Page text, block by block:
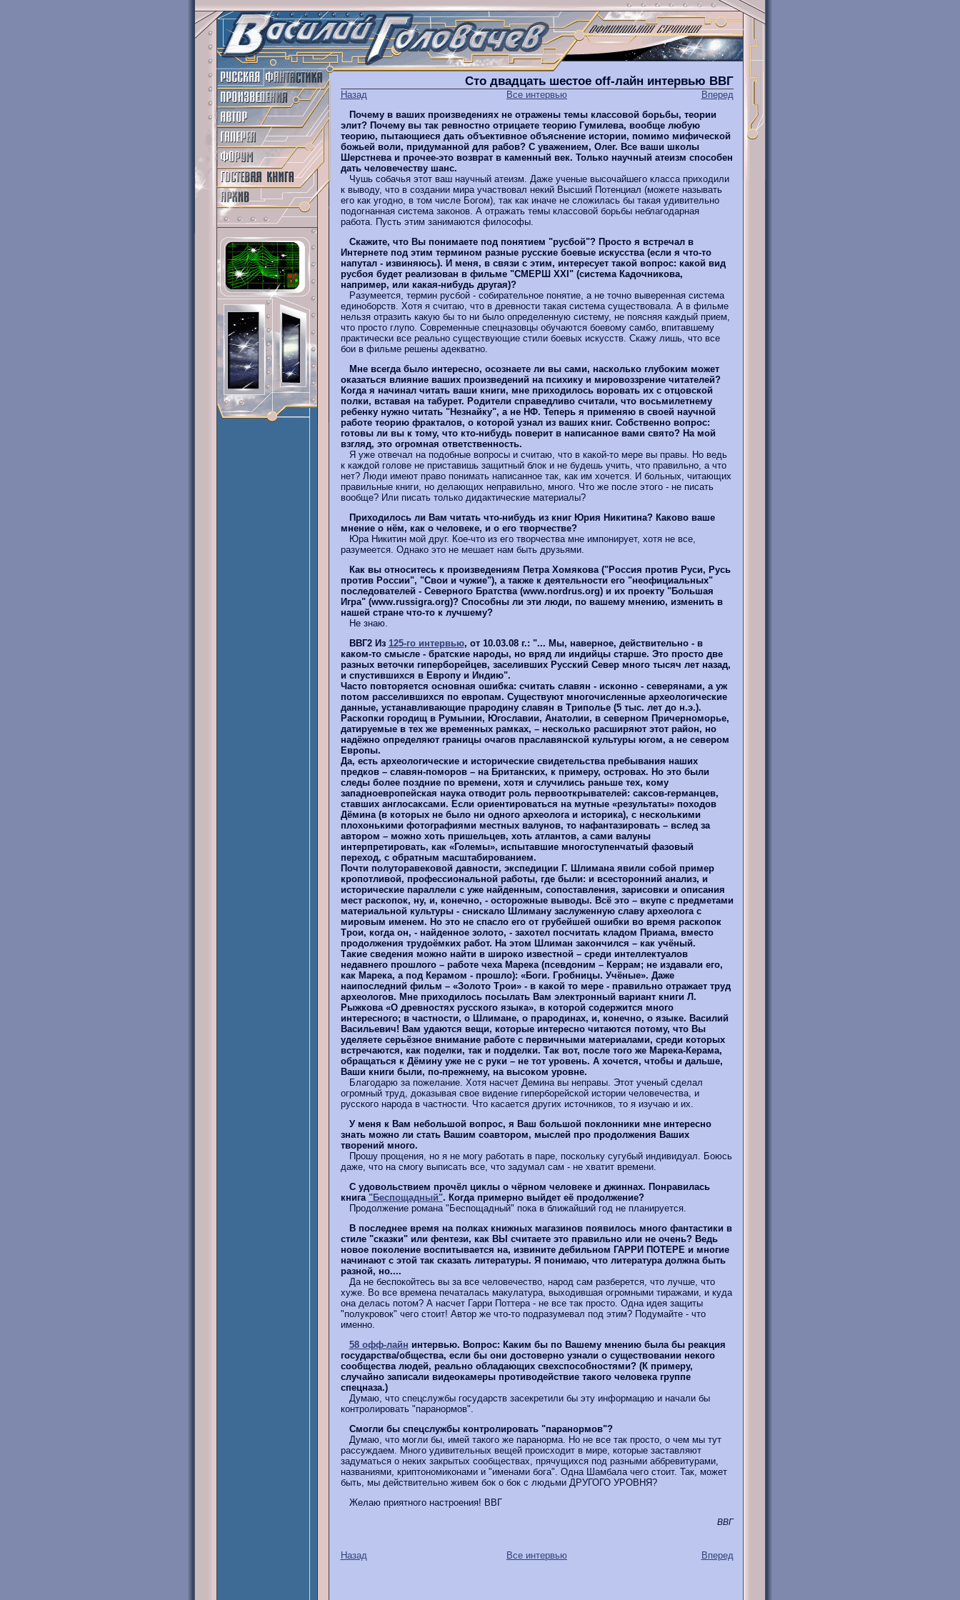
Сто двадцать шестое оff-лайн интервью ВВГ
Назад Все интервью
Вперед
Почему в ваших произведениях не отражены темы классовой борьбы, теории
элит? Почему вы так ревностно отрицаете теорию Гумилева, вообще любую
теорию, пытающиеся дать объективное объяснение истории, помимо мифической
божьей воли, придуманной для рабов? С уважением, Олег. Все ваши школы
Шерстнева и прочее-это возврат в каменный век. Только научный атеизм способен
дать человечеству шанс.
Чушь собачья этот ваш научный атеизм. Даже ученые высочайшего класса приходили
к выводу, что в создании мира участвовал некий Высший Потенциал (можете называть
его как угодно, в том числе Богом), так как иначе не сложилась бы такая удивительно
подогнанная система законов. А отражать темы классовой борьбы неблагодарная
работа. Пусть этим занимаются философы.
Скажите, что Вы понимаете под понятием "русбой"? Просто я встречал в
Интернете под этим термином разные русские боевые искусства (если я что-то
напутал - извиняюсь). И меня, в связи с этим, интересует такой вопрос: какой вид
русбоя будет реализован в фильме "СМЕРШ XXI" (система Кадочникова,
например, или какая-нибудь другая)?
Разумеется, термин русбой - собирательное понятие, а не точно выверенная система
единоборств. Хотя я считаю, что в древности такая система существовала. А в фильме
нельзя отразить какую бы то ни было определенную систему, не поясняя каждый прием,
что просто глупо. Современные спецназовцы обучаются боевому самбо, впитавшему
практически все реально существующие стили боевых искусств. Скажу лишь, что все
бои в фильме решены адекватно.
Мне всегда было интересно, осознаете ли вы сами, насколько глубоким может
оказаться влияние ваших произведений на психику и мировоззрение читателей?
Когда я начинал читать ваши книги, мне приходилось воровать их с отцовской
полки, вставая на табурет. Родители справедливо считали, что восьмилетнему
ребенку нужно читать "Незнайку", а не НФ. Теперь я применяю в своей научной
работе теорию фракталов, о которой узнал из ваших книг. Собственно вопрос:
готовы ли вы к тому, что кто-нибудь поверит в написанное вами свято? На мой
взгляд, это огромная ответственность.
Я уже отвечал на подобные вопросы и считаю, что в какой-то мере вы правы. Но ведь
к каждой голове не приставишь защитный блок и не будешь учить, что правильно, а что
нет? Люди имеют право понимать написанное так, как им хочется. И больных, читающих
правильные книги, но делающих неправильно, много. Что же после этого - не писать
вообще? Или писать только дидактические материалы?
Приходилось ли Вам читать что-нибудь из книг Юрия Никитина? Каково ваше
мнение о нём, как о человеке, и о его творчестве?
Юра Никитин мой друг. Кое-что из его творчества мне импонирует, хотя не все,
разумеется. Однако это не мешает нам быть друзьями.
Как вы относитесь к произведениям Петра Хомякова ("Россия против Руси, Русь
против России", "Свои и чужие"), а также к деятельности его "неофициальных"
последователей - Северного Братства (www.nordrus.org) и их проекту "Большая
Игра" (www.russigra.org)? Способны ли эти люди, по вашему мнению, изменить в
нашей стране что-то к лучшему?
Не знаю.
ВВГ2 Из 125-го интервью, от 10.03.08 г.: "... Мы, наверное, действительно - в
каком-то смысле - братские народы, но вряд ли индийцы старше. Это просто две
разных веточки гиперборейцев, заселивших Русский Север много тысяч лет назад,
и спустившихся в Европу и Индию".
Часто повторяется основная ошибка: считать славян - исконно - северянами, а уж
потом расселившихся по европам. Существуют многочисленные археологические
данные, устанавливающие прародину славян в Триполье (5 тыс. лет до н.э.).
Раскопки городищ в Румынии, Югославии, Анатолии, в северном Причерноморье,
датируемые в тех же временных рамках, – несколько расширяют этот район, но
надёжно определяют границы очагов праславянской культуры югом, а не севером
Европы.
Да, есть археологические и исторические свидетельства пребывания наших
предков – славян-поморов – на Британских, к примеру, островах. Но это были
следы более поздние по времени, хотя и случились раньше тех, кому
западноевропейская наука отводит роль первооткрывателей: саксов-германцев,
ставших англосаксами. Если ориентироваться на мутные «результаты» походов
Дёмина (в которых не было ни одного археолога и историка), с несколькими
плохонькими фотографиями местных валунов, то нафантазировать – вслед за
автором – можно хоть пришельцев, хоть атлантов, а сами валуны
интерпретировать, как «Големы», испытавшие многоступенчатый фазовый
переход, с обратным масштабированием.
Почти полуторавековой давности, экспедиции Г. Шлимана явили собой пример
кропотливой, профессиональной работы, где были: и всесторонний анализ, и
исторические параллели с уже найденным, сопоставления, зарисовки и описания
мест раскопок, ну, и, конечно, - осторожные выводы. Всё это – вкупе с предметами
материальной культуры - снискало Шлиману заслуженную славу археолога с
мировым именем. Но это не спасло его от грубейшей ошибки во время раскопок
Трои, когда он, - найденное золото, - захотел посчитать кладом Приама, вместо
продолжения трудоёмких работ. На этом Шлиман закончился – как учёный.
Такие сведения можно найти в широко известной – среди интеллектуалов
недавнего прошлого – работе чеха Марека (псевдоним – Керрам; не издавали его,
как Марека, а под Керамом - прошло): «Боги. Гробницы. Учёные». Даже
наипоследний фильм – «Золото Трои» - в какой то мере - правильно отражает труд
археологов. Мне приходилось посылать Вам электронный вариант книги Л.
Рыжкова «О древностях русского языка», в которой содержится много
интересного; в частности, о Шлимане, о прародинах, и, конечно, о языке. Василий
Васильевич! Вам удаются вещи, которые интересно читаются потому, что Вы
уделяете серьёзное внимание работе с первичными материалами, среди которых
встречаются, как поделки, так и подделки. Так вот, после того же Марека-Керама,
обращаться к Дёмину уже не с руки – не тот уровень. А хочется, чтобы и дальше,
Ваши книги были, по-прежнему, на высоком уровне.
Благодарю за пожелание. Хотя насчет Демина вы неправы. Этот ученый сделал
огромный труд, доказывая свое видение гиперборейской истории человечества, и
русского народа в частности. Что касается других источников, то я изучаю и их.
У меня к Вам небольшой вопрос, я Ваш большой поклонники мне интересно
знать можно ли стать Вашим соавтором, мыслей про продолжения Ваших
творений много.
Прошу прощения, но я не могу работать в паре, поскольку сугубый индивидуал. Боюсь
даже, что на смогу выписать все, что задумал сам - не хватит времени.
С удовольствием прочёл циклы о чёрном человеке и джиннах. Понравилась
книга "Беспощадный". Когда примерно выйдет её продолжение?
Продолжение романа "Беспощадный" пока в ближайший год не планируется.
В последнее время на полках книжных магазинов появилось много фантастики в
стиле "сказки" или фентези, как ВЫ считаете это правильно или не очень? Ведь
новое поколение воспитывается на, извините дебильном ГАРРИ ПОТЕРЕ и многие
начинают с этой так сказать литературы. Я понимаю, что литература должна быть
разной, но....
Да не беспокойтесь вы за все человечество, народ сам разберется, что лучше, что
хуже. Во все времена печаталась макулатура, выходившая огромными тиражами, и куда
она делась потом? А насчет Гарри Поттера - не все так просто. Одна идея защиты
"полукровок" чего стоит! Автор же что-то подразумевал под этим? Подумайте - что
именно.
58 офф-лайн интервью. Вопрос: Каким бы по Вашему мнению была бы реакция
государства/общества, если бы они достоверно узнали о существовании некого
сообщества людей, реально обладающих свехспособностями? (К примеру,
случайно записали видеокамеры противодействие такого человека группе
спецназа.)
Думаю, что спецслужбы государств засекретили бы эту информацию и начали бы
контролировать "паранормов".
Смогли бы спецслужбы контролировать "паранормов"?
Думаю, что могли бы, имей такого же паранорма. Но не все так просто, о чем мы тут
рассуждаем. Много удивительных вещей происходит в мире, которые заставляют
задуматься о неких закрытых сообществах, прячущихся под разными аббревитурами,
названиями, криптономиконами и "именами бога". Одна Шамбала чего стоит. Так, может
быть, мы действительно живем бок о бок с людьми ДРУГОГО УРОВНЯ?
Желаю приятного настроения! ВВГ
ВВГ
Назад Все интервью Вперед